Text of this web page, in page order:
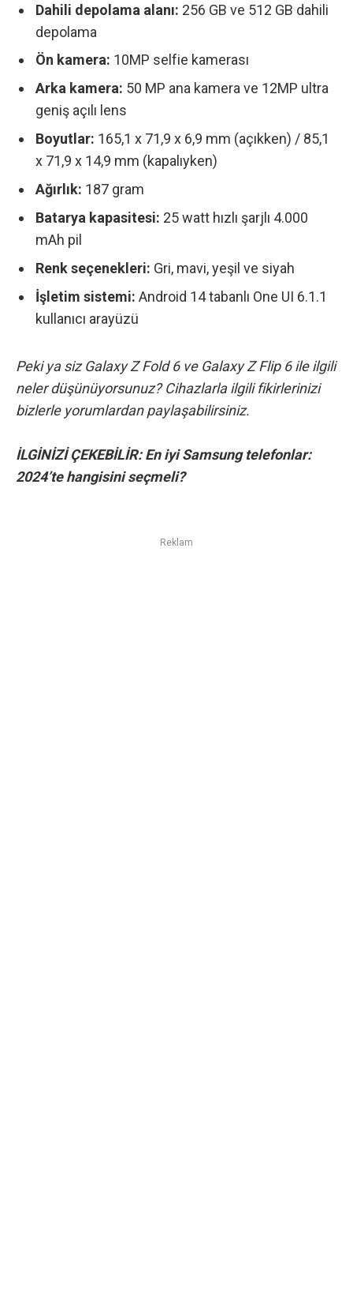
Dahili depolama alanı: 256 GB ve 512 GB dahili
depolama
Ön kamera: 10MP selfie kamerası
Arka kamera: 50 MP ana kamera ve 12MP ultra
geniş açılı lens
Boyutlar: 165,1 x 71,9 x 6,9 mm (açıkken) / 85,1
x 71,9 x 14,9 mm (kapalıyken)
Ağırlık: 187 gram
Batarya kapasitesi: 25 watt hızlı şarjlı 4.000
mAh pil
Renk seçenekleri: Gri, mavi, yeşil ve siyah
İşletim sistemi: Android 14 tabanlı One UI 6.1.1
kullanıcı arayüzü
Peki ya siz Galaxy Z Fold 6 ve Galaxy Z Flip 6 ile ilgili
neler düşünüyorsunuz? Cihazlarla ilgili fikirlerinizi
bizlerle yorumlardan paylaşabilirsiniz.
İLGİNİZİ ÇEKEBİLİR:En iyi Samsung telefonlar:
2024’te hangisini seçmeli?
Reklam